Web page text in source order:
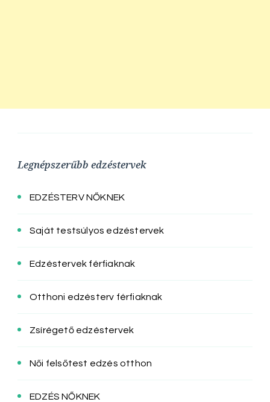
Legnépszerűbb edzéstervek
EDZÉSTERV NŐKNEK
Saját testsúlyos edzéstervek
Edzéstervek férfiaknak
Otthoni edzésterv férfiaknak
Zsírégető edzéstervek
Női felsőtest edzés otthon
EDZÉS NŐKNEK